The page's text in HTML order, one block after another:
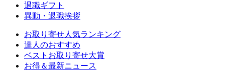
退職ギフト
異動・退職挨拶
お取り寄せ人気ランキング
達人のおすすめ
ベストお取り寄せ大賞
お得＆最新ニュース